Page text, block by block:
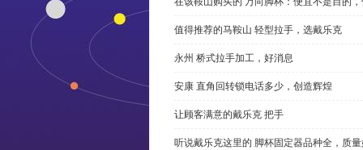
值得推荐的马鞍山 轻型拉手，选戴乐克
永州 桥式拉手加工，好消息
安康 直角回转锁电话多少，创造辉煌
让顾客满意的戴乐克 把手
听说戴乐克这里的 脚杯固定器品种全，质